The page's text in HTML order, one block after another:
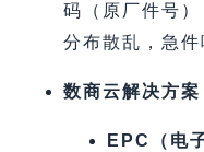
码（原厂件号
分布散乱，急件
数商云解决方案
EPC（电